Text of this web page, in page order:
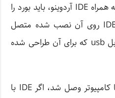
برای استفاده از بورد آردوینو به همراه IDE آردوینو، باید بورد را
به لپ‌تاپ یا کامپیوتری که IDE روی آن نصب شده متصل
کنید. بورد را باید از طریق کابل usb که برای آن طراحی شده
هنگامی که بورد به لپ‌تاپ یا کامپیوتر وصل شد، اگر IDE با